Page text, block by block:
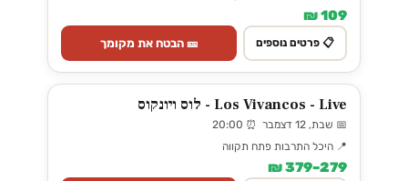
109 ₪
📋 פרטים נוספים 🎫 הבטח את מקומך
Los Vivancos - Live - לוס ויונקוס
📅 שבת, 12 דצמבר ⏰ 20:00
📍 היכל התרבות פתח תקווה
279–379 ₪